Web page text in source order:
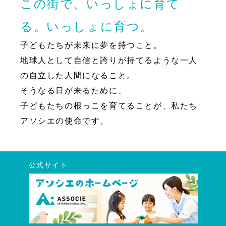
この街で、いっしょに育て
る。いっしょに育つ。
子どもたちが未来に夢を持つこと。
地球人として自信と誇りが持てるような一人
の自立した人間になること。
そうなる日が来るために、
子どもたちの根っこを育てることが、私たち
アソシエの使命です。
公式サイト